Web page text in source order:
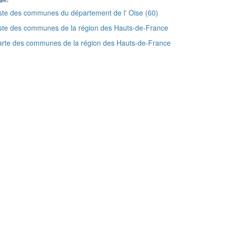
des communes du département de l' Oise (60)
des communes de la région des Hauts-de-France
des communes de la région des Hauts-de-France